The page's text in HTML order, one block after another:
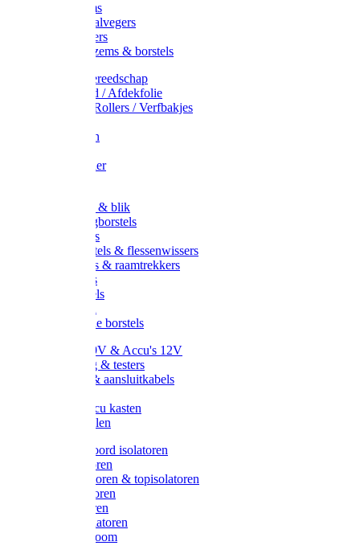
Gootbezems
Kamer-/Zaalvegers
Vloertrekkers
Onkruidbezems & borstels
Schildersgereedschap
Afplakband / Afdekfolie
Kwasten / Rollers / Verfbakjes
Afdekfoliën
Schuurpapier
Handveger & blik
Voetenveegborstels
Handvegers
Afwasborstels & flessenwissers
Wasborstels & raamtrekkers
Tonborstels
Werkborstels
Hygienische borstels
Batterijen 9V & Accu's 12V
Beveiliging & testers
Kabelsets & aansluitkabels
Metalen accu kasten
Zonnepanelen
Draad & koord isolatoren
Ringisolatoren
Extra isolatoren & topisolatoren
Hoekisolatoren
Lintisolatoren
Afstandisolatoren
Isolatorenboom